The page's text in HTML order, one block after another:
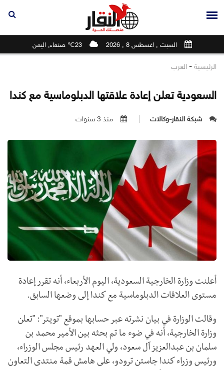
السبت , اغسطس 8 , 2026 23℃ صنعاء, اليمن
الرئيسية - العرب
السعودية تعلن إعادة علاقتها الدبلوماسية مع كندا
شبكة النقار-وكالات منذ 3 سنوات
أعلنت وزارة الخارجية السعودية، اليوم الأربعاء، أنه تقرر إعادة
مستوى العلاقات الدبلوماسية مع كندا إلى وضعها السابق.
وقالت الوزارة في بيان نشرته عبر حسابها بموقع "تويتر": "تعلن
وزارة الخارجية، أنه في ضوء ما تم بحثه بين الأمير محمد بن
سلمان بن عبدالعزيز آل سعود، ولي العهد رئيس مجلس الوزراء،
ورئيس وزراء كندا جاستن ترودو، على هامش قمة منتدى التعاون